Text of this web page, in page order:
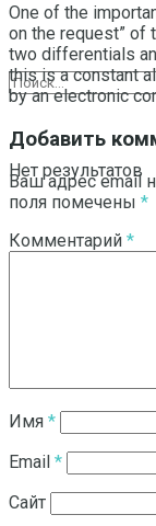
Нет результатов
Смотреть все
One of the
on the request” of
two differentials
this is a constant
by an electronic
Добавить
Ваш адрес email
поля помечены *
Комментарий *
Имя *
Email *
Сайт